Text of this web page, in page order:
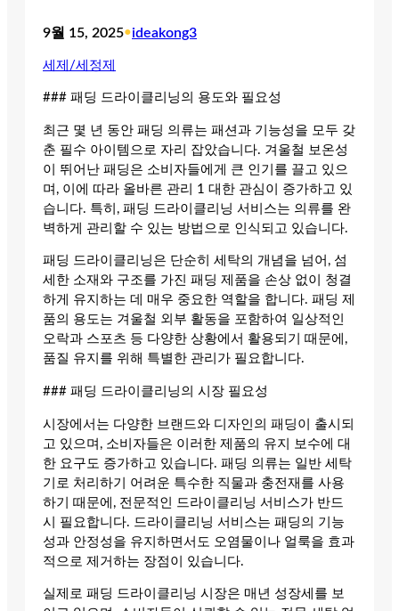
9월 15, 2025•ideakong3
세제/세정제
### 패딩 드라이클리닝의 용도와 필요성
최근 몇 년 동안 패딩 의류는 패션과 기능성을 모두 갖
춘 필수 아이템으로 자리 잡았습니다. 겨울철 보온성
이 뛰어난 패딩은 소비자들에게 큰 인기를 끌고 있으
며, 이에 따라 올바른 관리 1 대한 관심이 증가하고 있
습니다. 특히, 패딩 드라이클리닝 서비스는 의류를 완
벽하게 관리할 수 있는 방법으로 인식되고 있습니다.
패딩 드라이클리닝은 단순히 세탁의 개념을 넘어, 섬
세한 소재와 구조를 가진 패딩 제품을 손상 없이 청결
하게 유지하는 데 매우 중요한 역할을 합니다. 패딩 제
품의 용도는 겨울철 외부 활동을 포함하여 일상적인
오락과 스포츠 등 다양한 상황에서 활용되기 때문에,
품질 유지를 위해 특별한 관리가 필요합니다.
### 패딩 드라이클리닝의 시장 필요성
시장에서는 다양한 브랜드와 디자인의 패딩이 출시되
고 있으며, 소비자들은 이러한 제품의 유지 보수에 대
한 요구도 증가하고 있습니다. 패딩 의류는 일반 세탁
기로 처리하기 어려운 특수한 직물과 충전재를 사용
하기 때문에, 전문적인 드라이클리닝 서비스가 반드
시 필요합니다. 드라이클리닝 서비스는 패딩의 기능
성과 안정성을 유지하면서도 오염물이나 얼룩을 효과
적으로 제거하는 장점이 있습니다.
실제로 패딩 드라이클리닝 시장은 매년 성장세를 보